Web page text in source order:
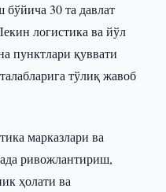
30 та давлат
логистика ва йўл
пунктлари қуввати
тўлиқ жавоб
марказлари ва
ривожлантириш,
ҳолати ва